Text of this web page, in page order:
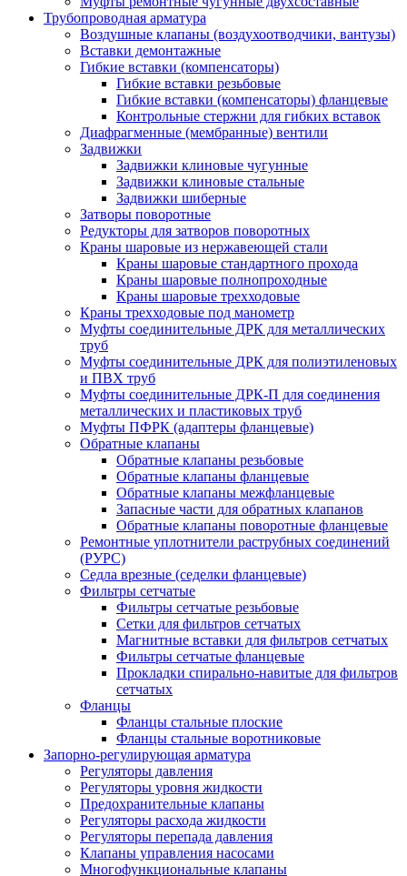
Трубопроводная арматура
Воздушные клапаны (воздухоотводчики, вантузы)
Вставки демонтажные
Гибкие вставки (компенсаторы)
Гибкие вставки резьбовые
Гибкие вставки (компенсаторы) фланцевые
Контрольные стержни для гибких вставок
Диафрагменные (мембранные) вентили
Задвижки
Задвижки клиновые чугунные
Задвижки клиновые стальные
Задвижки шиберные
Затворы поворотные
Редукторы для затворов поворотных
Краны шаровые из нержавеющей стали
Краны шаровые стандартного прохода
Краны шаровые полнопроходные
Краны шаровые трехходовые
Краны трехходовые под манометр
Муфты соединительные ДРК для металлических
труб
Муфты соединительные ДРК для полиэтиленовых
и ПВХ труб
Муфты соединительные ДРК-П для соединения
металлических и пластиковых труб
Муфты ПФРК (адаптеры фланцевые)
Обратные клапаны
Обратные клапаны резьбовые
Обратные клапаны фланцевые
Обратные клапаны межфланцевые
Запасные части для обратных клапанов
Обратные клапаны поворотные фланцевые
Ремонтные уплотнители раструбных соединений
(РУРС)
Седла врезные (седелки фланцевые)
Фильтры сетчатые
Фильтры сетчатые резьбовые
Сетки для фильтров сетчатых
Магнитные вставки для фильтров сетчатых
Фильтры сетчатые фланцевые
Прокладки спирально-навитые для фильтров
сетчатых
Фланцы
Фланцы стальные плоские
Фланцы стальные воротниковые
Запорно-регулирующая арматура
Регуляторы давления
Регуляторы уровня жидкости
Предохранительные клапаны
Регуляторы расхода жидкости
Регуляторы перепада давления
Клапаны управления насосами
Многофункциональные клапаны